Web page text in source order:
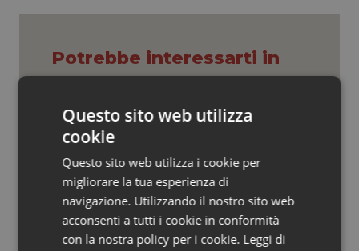
Psoriasi & pelle
Quotidiano Cardiologia
Quotidiano Oncologia
Quotidiano Pediatria
Rene & patologie urogenitali
Potrebbe interessarti in
Caldo, segnali di lenta ritirata
dell’ondata: il 7 agosto restano 26
città da bollino rosso, l’8 scendono a
21
Consip, al via la prima gara dedicata
alla salute della mammella: accordo
quadro da 48 milioni per tecnologie e
Questo sito web utilizza
cookie
Questo sito web utilizza i cookie per
migliorare la tua esperienza di
navigazione. Utilizzando il nostro sito web
acconsenti a tutti i cookie in conformità
con la nostra policy per i cookie. Leggi di